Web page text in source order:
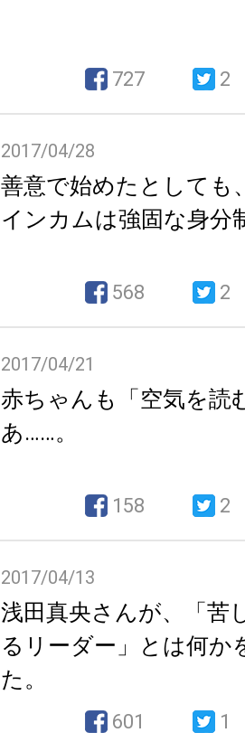
727 2
2017/04/28
善意で始めたとしても
インカムは強固な身分
568 2
2017/04/21
赤ちゃんも「空気を読
あ……。
158 2
2017/04/13
浅田真央さんが、「苦
るリーダー」とは何か
た。
601 1